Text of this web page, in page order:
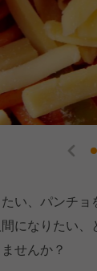
い、パンチ
になりたい
せんか？